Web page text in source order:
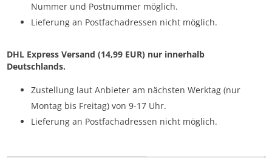
Nummer und Postnummer möglich.
Lieferung an Postfachadressen nicht möglich.
DHL Express Versand (14,99 EUR) nur innerhalb
Deutschlands.
Zustellung laut Anbieter am nächsten Werktag (nur
Montag bis Freitag) von 9-17 Uhr.
Lieferung an Postfachadressen nicht möglich.